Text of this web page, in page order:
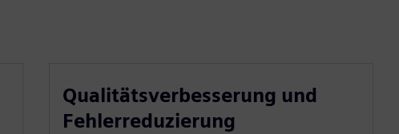
Qualitätsverbesserung und
Fehlerreduzierung